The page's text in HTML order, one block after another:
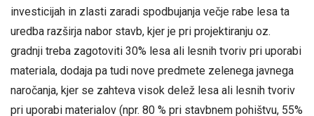
investicijah in zlasti zaradi spodbujanja večje rabe lesa ta
uredba razširja nabor stavb, kjer je pri projektiranju oz.
gradnji treba zagotoviti 30% lesa ali lesnih tvoriv pri uporabi
materiala, dodaja pa tudi nove predmete zelenega javnega
naročanja, kjer se zahteva visok delež lesa ali lesnih tvoriv
pri uporabi materialov (npr. 80 % pri stavbnem pohištvu, 55%